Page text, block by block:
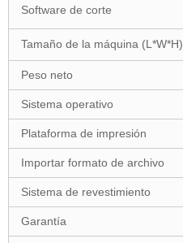
Software de corte
Tamaño de la máquina (L*W*H)
Peso neto
Sistema operativo
Plataforma de impresión
Importar formato de archivo
Sistema de revestimiento
Garantía